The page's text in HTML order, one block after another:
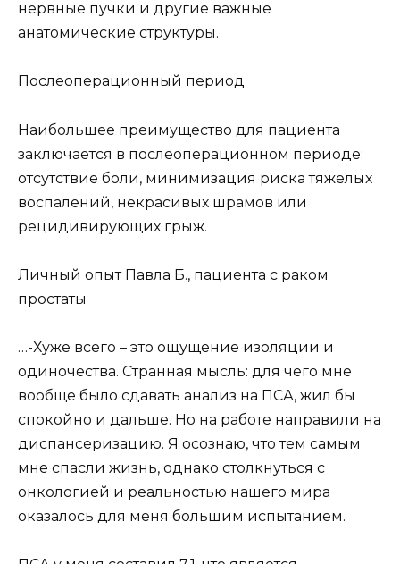
нервные пучки и другие важные
анатомические структуры.
Послеоперационный период
Наибольшее преимущество для пациента
заключается в послеоперационном периоде:
отсутствие боли, минимизация риска тяжелых
воспалений, некрасивых шрамов или
рецидивирующих грыж.
Личный опыт Павла Б., пациента с раком
простаты
…-Хуже всего – это ощущение изоляции и
одиночества. Странная мысль: для чего мне
вообще было сдавать анализ на ПСА, жил бы
спокойно и дальше. Но на работе направили на
диспансеризацию. Я осознаю, что тем самым
мне спасли жизнь, однако столкнуться с
онкологией и реальностью нашего мира
оказалось для меня большим испытанием.